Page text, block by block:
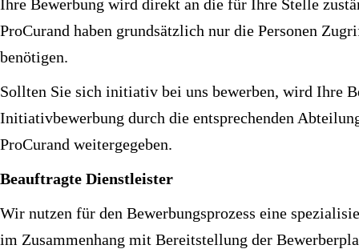
Ihre Bewerbung wird direkt an die für Ihre Stelle
ProCurand haben grundsätzlich nur die Personen
benötigen.
Sollten Sie sich initiativ bei uns bewerben, wird Ihre
Initiativbewerbung durch die entsprechenden
ProCurand weitergegeben.
Beauftragte Dienstleister
Wir nutzen für den Bewerbungsprozess eine
im Zusammenhang mit Bereitstellung der